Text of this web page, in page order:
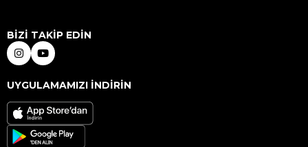
BİZİ TAKİP EDİN
UYGULAMAMIZI İNDİRİN